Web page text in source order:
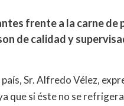
frente a la carne de
de calidad y
Sr. Alfredo Vélez,
que si éste no se